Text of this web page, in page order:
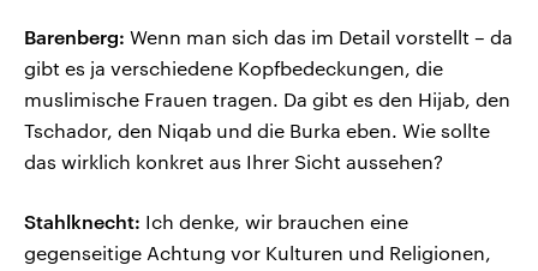
Barenberg: Wenn man sich das im Detail vorstellt – da
gibt es ja verschiedene Kopfbedeckungen, die
muslimische Frauen tragen. Da gibt es den Hijab, den
Tschador, den Niqab und die Burka eben. Wie sollte
das wirklich konkret aus Ihrer Sicht aussehen?
Stahlknecht: Ich denke, wir brauchen eine
gegenseitige Achtung vor Kulturen und Religionen,